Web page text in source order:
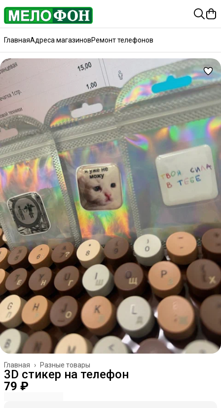
ГлавнаяАдреса магазиновРемонт телефонов
Разные товары
Главная ›
3D стикер на телефон
79 ₽